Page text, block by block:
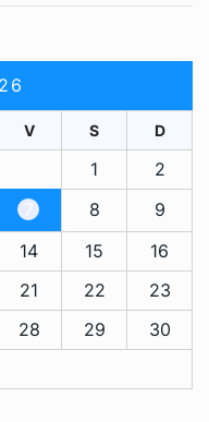
V S D
1
2
7 8
9
14 15
16
21 22
23
28 29
30